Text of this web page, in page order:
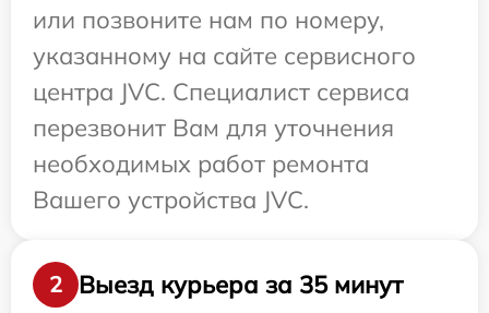
или позвоните нам по номеру,
указанному на сайте сервисного
центра JVC. Специалист сервиса
перезвонит Вам для уточнения
необходимых работ ремонта
Вашего устройства JVC.
2
Выезд курьера за 35 минут